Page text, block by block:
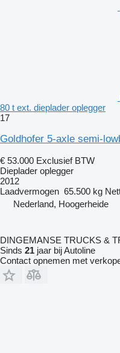
80 t ext. dieplader oplegger
17
Goldhofer 5-axle semi-
€ 53.000 Exclusief BTW
Dieplader oplegger
2012
Laadvermogen 65.500 kg
Nederland, Hoogerheide
DINGEMANSE TRUCKS &
Sinds 21 jaar bij Autoline
Contact opnemen met